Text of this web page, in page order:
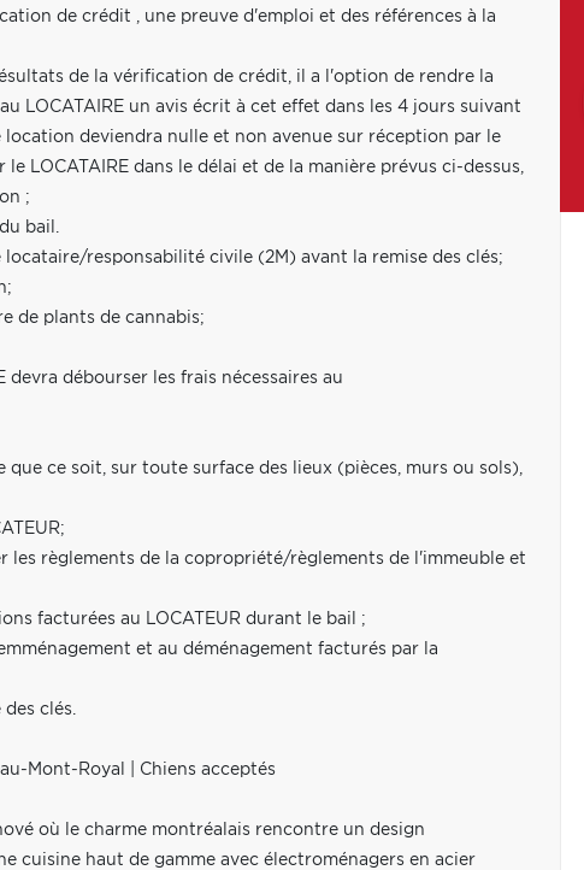
de crédit , une preuve d'emploi et des références à la
de la vérification de crédit, il a l'option de rendre la
LOCATAIRE un avis écrit à cet effet dans les 4 jours suivant
deviendra nulle et non avenue sur réception par le
LOCATAIRE dans le délai et de la manière prévus ci-dessus,
;
bail.
responsabilité civile (2M) avant la remise des clés;
de plants de cannabis;
débourser les frais nécessaires au
ce soit, sur toute surface des lieux (pièces, murs ou sols),
les règlements de la copropriété/règlements de l'immeuble et
facturées au LOCATEUR durant le bail ;
et au déménagement facturés par la
des clés.
Mont-Royal | Chiens acceptés
où le charme montréalais rencontre un design
cuisine haut de gamme avec électroménagers en acier